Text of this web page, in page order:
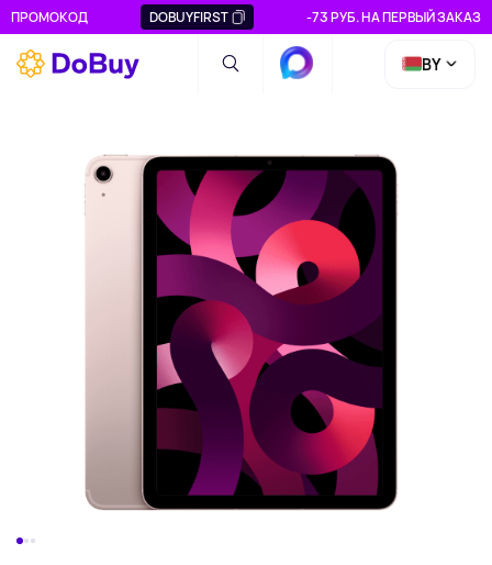
ПРОМОКОД DOBUYFIRST -73 РУБ. НА ПЕРВЫЙ ЗАКАЗ
BY